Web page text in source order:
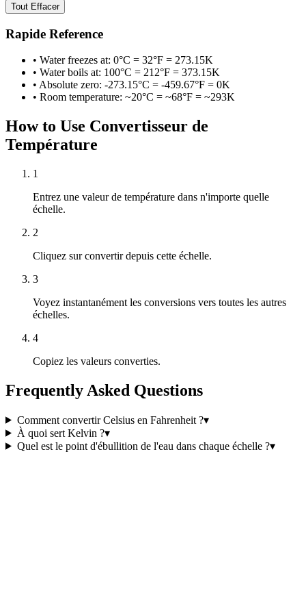
Tout Effacer
Rapide Reference
• Water freezes at: 0°C = 32°F = 273.15K
• Water boils at: 100°C = 212°F = 373.15K
• Absolute zero: -273.15°C = -459.67°F = 0K
• Room temperature: ~20°C = ~68°F = ~293K
How to Use Convertisseur de
Température
1
Entrez une valeur de température dans n'importe quelle
échelle.
2
Cliquez sur convertir depuis cette échelle.
3
Voyez instantanément les conversions vers toutes les autres
échelles.
4
Copiez les valeurs converties.
Frequently Asked Questions
Comment convertir Celsius en Fahrenheit ?▾
À quoi sert Kelvin ?▾
Quel est le point d'ébullition de l'eau dans chaque échelle ?▾